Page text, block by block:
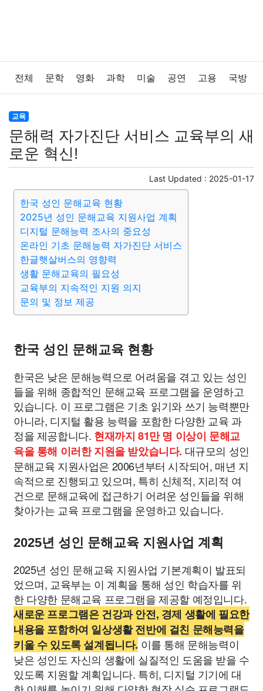
전체 문학 영화 과학 미술 공연 고용 국방
법률
보건 질병 가요 방송 일상 주식 암호화폐
반려동물 패션 미용
증권 인테리어 요리
게임 스포츠 사진 대출 자동차
맛집 IT 컴퓨터 기술
의료 의학 경제
교육
문해력 자가진단 서비스 교육부의 새
로운 혁신!
Last Updated : 2025-01-17
한국 성인 문해교육 현황
2025년 성인 문해교육 지원사업 계획
디지털 문해능력 조사의 중요성
온라인 기초 문해능력 자가진단 서비스
한글햇살버스의 영향력
생활 문해교육의 필요성
교육부의 지속적인 지원 의지
문의 및 정보 제공
한국 성인 문해교육 현황
한국은 낮은 문해능력으로 어려움을 겪고 있는 성인
들을 위해 종합적인 문해교육 프로그램을 운영하고
있습니다. 이 프로그램은 기초 읽기와 쓰기 능력뿐만
아니라, 디지털 활용 능력을 포함한 다양한 교육 과
정을 제공합니다. 현재까지 81만 명 이상이 문해교
육을 통해 이러한 지원을 받았습니다. 대규모의 성인
문해교육 지원사업은 2006년부터 시작되어, 매년 지
속적으로 진행되고 있으며, 특히 신체적, 지리적 여
건으로 문해교육에 접근하기 어려운 성인들을 위해
찾아가는 교육 프로그램을 운영하고 있습니다.
2025년 성인 문해교육 지원사업 계획
2025년 성인 문해교육 지원사업 기본계획이 발표되
었으며, 교육부는 이 계획을 통해 성인 학습자를 위
한 다양한 문해교육 프로그램을 제공할 예정입니다.
새로운 프로그램은 건강과 안전, 경제 생활에 필요한
내용을 포함하여 일상생활 전반에 걸친 문해능력을
키울 수 있도록 설계됩니다. 이를 통해 문해능력이
낮은 성인도 자신의 생활에 실질적인 도움을 받을 수
있도록 지원할 계획입니다. 특히, 디지털 기기에 대